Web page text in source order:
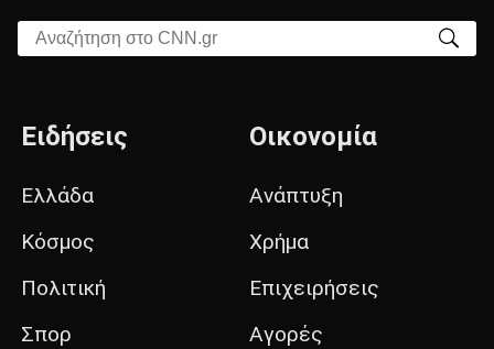
Αναζήτηση στο CNN.gr
Ειδήσεις
Ελλάδα
Κόσμος
Πολιτική
Σπορ
Οικονομία
Ανάπτυξη
Χρήμα
Επιχειρήσεις
Αγορές